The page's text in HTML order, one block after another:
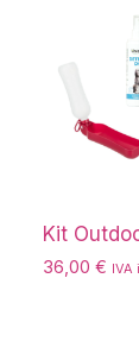
Kit
36,00 € IVA